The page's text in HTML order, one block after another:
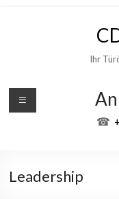
Ihr
☎
Leadership